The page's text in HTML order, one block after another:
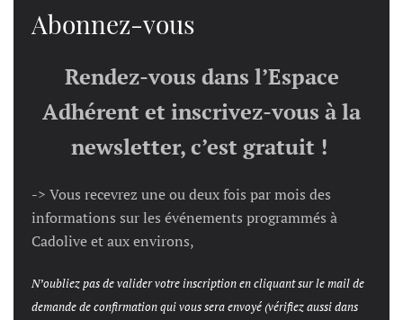
Abonnez-vous
Rendez-vous dans l’Espace
Adhérent et inscrivez-vous à la
newsletter, c’est gratuit !
-> Vous recevrez une ou deux fois par mois des
informations sur les événements programmés à
Cadolive et aux environs,
N’oubliez pas de valider votre inscription en cliquant sur le mail de
demande de confirmation qui vous sera envoyé (vérifiez aussi dans